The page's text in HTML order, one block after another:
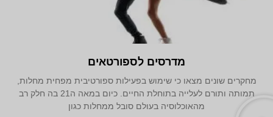
מדרסים לספורטאים
מחקרים שונים מצאו כי שימוש בפעילות ספורטיבית מפחית מחלות,
תמותה ותורם לעלייה בתוחלת החיים. כיום במאה ה21 בה חלק רב
מהאוכלוסיה בעולם סובל ממחלות כגון